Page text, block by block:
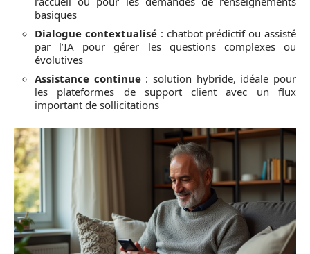
basiques
Dialogue contextualisé: chatbot prédictif ou assisté
par l’IA pour gérer les questions complexes ou
évolutives
Assistance continue: solution hybride, idéale pour
les plateformes de support client avec un flux
important de sollicitations